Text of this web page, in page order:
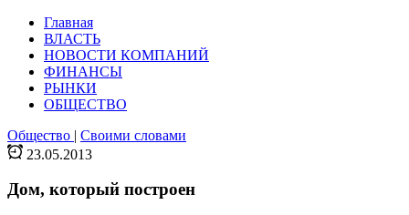
Главная
ВЛАСТЬ
НОВОСТИ КОМПАНИЙ
ФИНАНСЫ
РЫНКИ
ОБЩЕСТВО
Общество | Своими словами
23.05.2013
Дом, который построен